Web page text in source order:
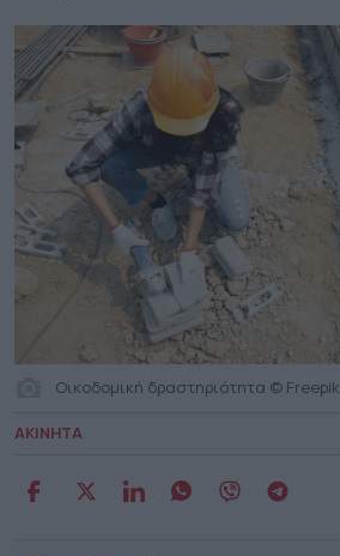
Οικοδομική δραστηριότητα © Freepik
ΑΚΙΝΗΤΑ